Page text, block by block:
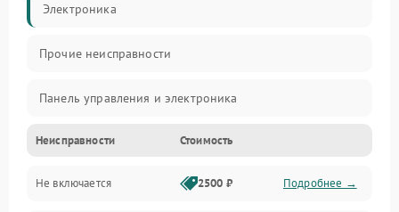
Электроника
Прочие неисправности
Панель управления и электроника
Дверца и корпус
Механика и внутренние элементы
Неисправности Стоимость
Не включается 2500 ₽ Подробнее →